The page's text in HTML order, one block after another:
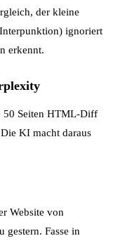
der kleine
ignoriert
erkennt.
50 Seiten HTML-Diff
KI macht daraus
Website von
gestern. Fasse in